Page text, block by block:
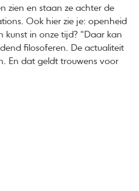
zien en staan ze achter de
Ook hier zie je: openheid
kunst in onze tijd? “Daar kan
filosoferen. De actualiteit
En dat geldt trouwens voor